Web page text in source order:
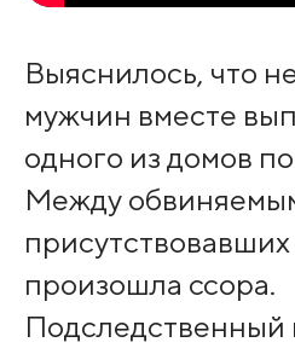
Выяснилось, что
мужчин вместе
одного из домов
Между
произошла ссора.
Подследственный